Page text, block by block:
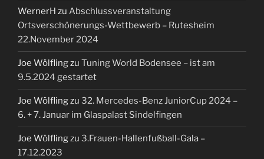
WernerH zu Abschlussveranstaltung
Ortsverschönerungs-Wettbewerb – Rutesheim
22.November 2024
Joe Wölflingzu Tuning World Bodensee – ist am
9.5.2024 gestartet
Joe Wölflingzu 32. Mercedes-Benz JuniorCup 2024 –
6. + 7. Januar im Glaspalast Sindelfingen
Joe Wölflingzu 3.Frauen-Hallenfußball-Gala –
17.12.2023